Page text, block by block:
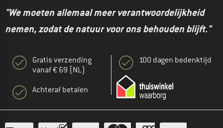
"We moeten allemaal meer verantwoordelijkheid
nemen, zodat de natuur voor ons behouden blijft."
Gratis verzending
vanaf € 69 (NL)
Achteraf betalen
100 dagen bedenktijd